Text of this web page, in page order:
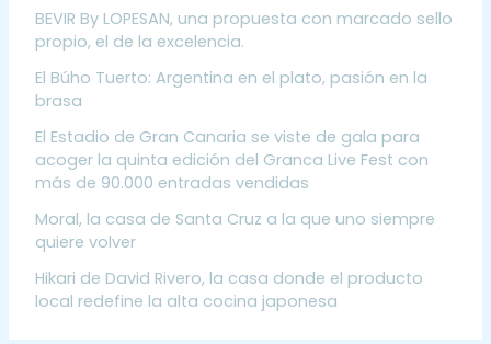
BEVIR By LOPESAN, una propuesta con marcado sello
propio, el de la excelencia.
El Búho Tuerto: Argentina en el plato, pasión en la
brasa
El Estadio de Gran Canaria se viste de gala para
acoger la quinta edición del Granca Live Fest con
más de 90.000 entradas vendidas
Moral, la casa de Santa Cruz a la que uno siempre
quiere volver
Hikari de David Rivero, la casa donde el producto
local redefine la alta cocina japonesa